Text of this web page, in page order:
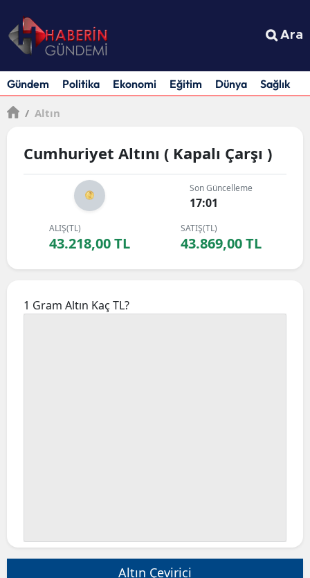
Ara
Gündem Politika Ekonomi Eğitim Dünya Sağlık
/ Altın
Cumhuriyet Altını ( Kapalı Çarşı )
Son Güncelleme
17:01
ALIŞ(TL)
43.218,00 TL
SATIŞ(TL)
43.869,00 TL
1 Gram Altın Kaç TL?
Altın Çevirici